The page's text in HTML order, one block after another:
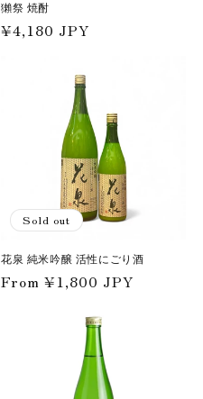
獺祭 焼酎
Regular
¥4,180 JPY
Sold out
花泉 純米吟醸 活性にごり酒
Regular
From ¥1,800 JPY